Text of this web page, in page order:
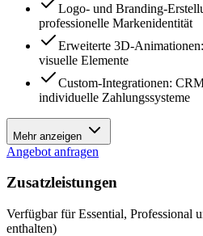
Logo- und Branding-
professionelle Markenidentität
Erweiterte 3D-
visuelle Elemente
Custom-Integrationen:
individuelle Zahlungssysteme
Mehr anzeigen
Angebot anfragen
Zusatzleistungen
Verfügbar für Essential, Professional
enthalten)